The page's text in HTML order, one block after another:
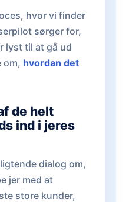
hvor vi finder
sørger for,
lyst til at gå ud
om, hvordan det
de helt
ind i jeres
dialog om,
jer med at
store kunder,